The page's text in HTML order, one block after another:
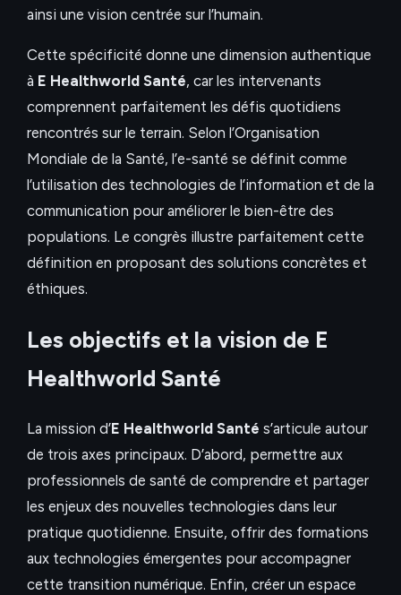
ainsi une vision centrée sur l’humain.
Cette spécificité donne une dimension authentique
à E Healthworld Santé, car les intervenants
comprennent parfaitement les défis quotidiens
rencontrés sur le terrain. Selon l’Organisation
Mondiale de la Santé, l’e-santé se définit comme
l’utilisation des technologies de l’information et de la
communication pour améliorer le bien-être des
populations. Le congrès illustre parfaitement cette
définition en proposant des solutions concrètes et
éthiques.
Les objectifs et la vision de E
Healthworld Santé
La mission d’E Healthworld Santé s’articule autour
de trois axes principaux. D’abord, permettre aux
professionnels de santé de comprendre et partager
les enjeux des nouvelles technologies dans leur
pratique quotidienne. Ensuite, offrir des formations
aux technologies émergentes pour accompagner
cette transition numérique. Enfin, créer un espace